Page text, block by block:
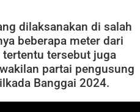
dilaksanakan di salah
beberapa meter dari
tersebut juga
partai pengusung
Banggai 2024.